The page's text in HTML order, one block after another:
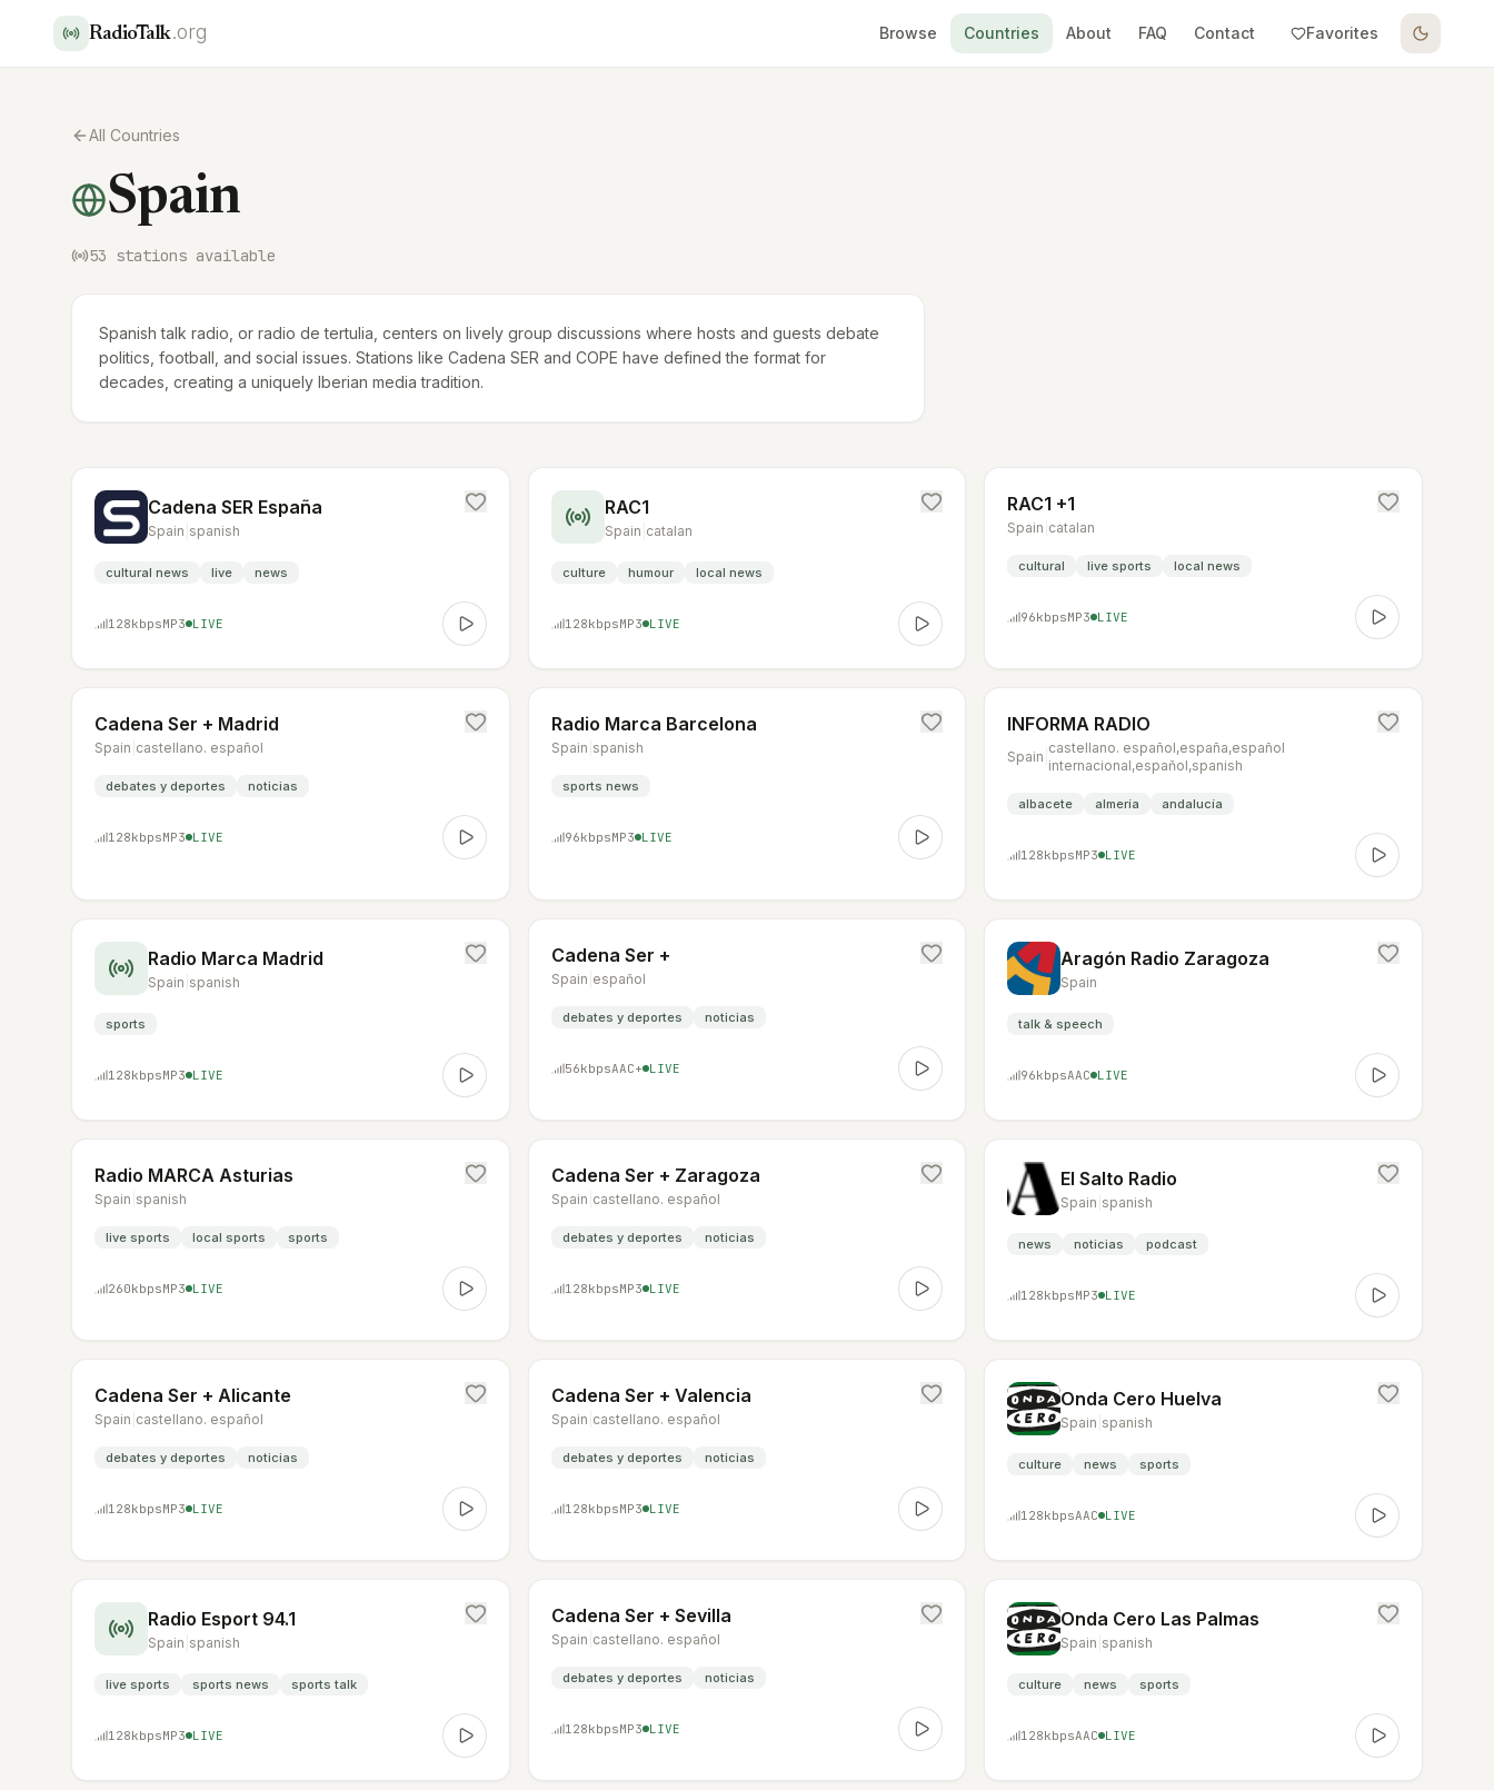
RadioTalk.org Browse Countries About FAQ Contact Favorites
All Countries
Spain
53 stations available
Spanish talk radio, or radio de tertulia, centers on lively group discussions where hosts and guests debate
politics, football, and social issues. Stations like Cadena SER and COPE have defined the format for
decades, creating a uniquely Iberian media tradition.
Cadena SER España
Spain spanish
cultural news live news
128kbpsMP3 LIVE
RAC1
Spain catalan
culture humour local news
128kbpsMP3 LIVE
RAC1 +1
Spain catalan
cultural live sports local news
96kbpsMP3 LIVE
Cadena Ser + Madrid
Spain castellano. español
debates y deportes noticias
128kbpsMP3 LIVE
Radio Marca Barcelona
Spain spanish
sports news
96kbpsMP3 LIVE
INFORMA RADIO
Spain
castellano. español,españa,español
internacional,espaňol,spanish
albacete almería andalucía
128kbpsMP3 LIVE
Radio Marca Madrid
Spain spanish
sports
128kbpsMP3 LIVE
Cadena Ser +
Spain espaňol
debates y deportes noticias
56kbpsAAC+ LIVE
Aragón Radio Zaragoza
Spain
talk & speech
96kbpsAAC LIVE
Radio MARCA Asturias
Spain spanish
live sports local sports sports
260kbpsMP3 LIVE
Cadena Ser + Zaragoza
Spain castellano. español
debates y deportes noticias
128kbpsMP3 LIVE
El Salto Radio
Spain spanish
news noticias podcast
128kbpsMP3 LIVE
Cadena Ser + Alicante
Spain castellano. español
debates y deportes noticias
128kbpsMP3 LIVE
Cadena Ser + Valencia
Spain castellano. español
debates y deportes noticias
128kbpsMP3 LIVE
Onda Cero Huelva
Spain spanish
culture news sports
128kbpsAAC LIVE
Radio Esport 94.1
Spain spanish
live sports sports news sports talk
128kbpsMP3 LIVE
Cadena Ser + Sevilla
Spain castellano. español
debates y deportes noticias
128kbpsMP3 LIVE
Onda Cero Las Palmas
Spain spanish
culture news sports
128kbpsAAC LIVE